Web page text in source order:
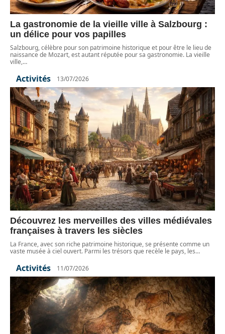
La gastronomie de la vieille ville à Salzbourg :
un délice pour vos papilles
Salzbourg, célèbre pour son patrimoine historique et pour être le lieu de
naissance de Mozart, est autant réputée pour sa gastronomie. La vieille
ville,…
Activités 13/07/2026
Découvrez les merveilles des villes médiévales
françaises à travers les siècles
La France, avec son riche patrimoine historique, se présente comme un
vaste musée à ciel ouvert. Parmi les trésors que recèle le pays, les…
Activités 11/07/2026